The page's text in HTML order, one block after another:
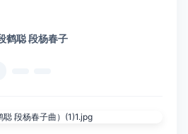
鹤聪 段杨春子